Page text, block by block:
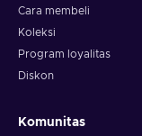
Cara membeli
Koleksi
Program loyalitas
Diskon
Komunitas